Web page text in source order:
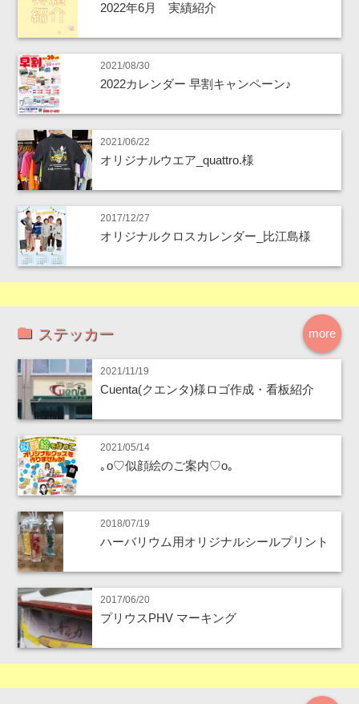
2022年6月 実績紹介
2021/08/30
2022カレンダー 早割キャンペーン♪
2021/06/22
オリジナルウエア_quattro.様
2017/12/27
オリジナルクロスカレンダー_比江島様
more
ステッカー
2021/11/19
Cuenta(クエンタ)様ロゴ作成・看板紹介
2021/05/14
｡o♡似顔絵のご案内♡o｡
2018/07/19
ハーバリウム用オリジナルシールプリント
2017/06/20
プリウスPHV マーキング